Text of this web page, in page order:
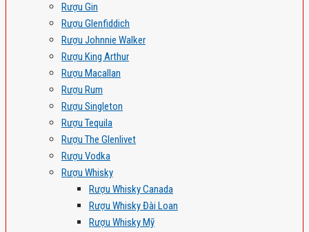
Rượu Gin
Rượu Glenfiddich
Rượu Johnnie Walker
Rượu King Arthur
Rượu Macallan
Rượu Rum
Rượu Singleton
Rượu Tequila
Rượu The Glenlivet
Rượu Vodka
Rượu Whisky
Rượu Whisky Canada
Rượu Whisky Đài Loan
Rượu Whisky Mỹ